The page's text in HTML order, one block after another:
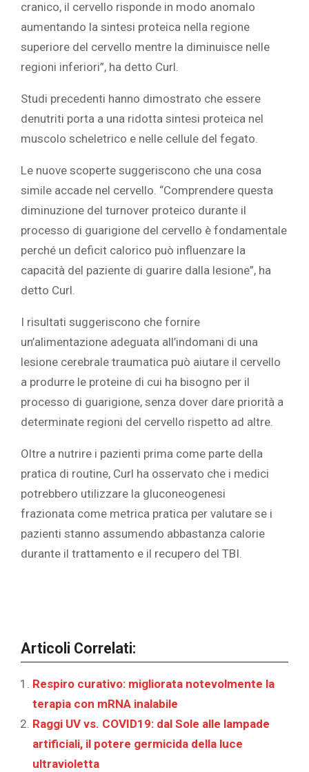
cranico, il cervello risponde in modo anomalo
aumentando la sintesi proteica nella regione
superiore del cervello mentre la diminuisce nelle
regioni inferiori”, ha detto Curl.
Studi precedenti hanno dimostrato che essere
denutriti porta a una ridotta sintesi proteica nel
muscolo scheletrico e nelle cellule del fegato.
Le nuove scoperte suggeriscono che una cosa
simile accade nel cervello. “Comprendere questa
diminuzione del turnover proteico durante il
processo di guarigione del cervello è fondamentale
perché un deficit calorico può influenzare la
capacità del paziente di guarire dalla lesione”, ha
detto Curl.
I risultati suggeriscono che fornire
un’alimentazione adeguata all’indomani di una
lesione cerebrale traumatica può aiutare il cervello
a produrre le proteine di cui ha bisogno per il
processo di guarigione, senza dover dare priorità a
determinate regioni del cervello rispetto ad altre.
Oltre a nutrire i pazienti prima come parte della
pratica di routine, Curl ha osservato che i medici
potrebbero utilizzare la gluconeogenesi
frazionata come metrica pratica per valutare se i
pazienti stanno assumendo abbastanza calorie
durante il trattamento e il recupero del TBI.
Articoli Correlati:
Respiro curativo: migliorata notevolmente la
terapia con mRNA inalabile
Raggi UV vs. COVID19: dal Sole alle lampade
artificiali, il potere germicida della luce
ultravioletta